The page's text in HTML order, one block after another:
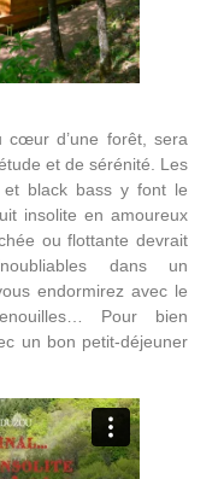
cœur d’une forêt, sera
et de sérénité. Les
et black bass y font le
insolite en amoureux
ou flottante devrait
dans un
endormirez avec le
Pour bien
un bon petit-déjeuner